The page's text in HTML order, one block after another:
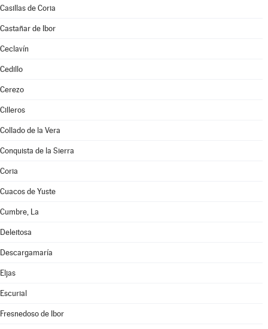
Casillas de Coria
Castañar de Ibor
Ceclavín
Cedillo
Cerezo
Cilleros
Collado de la Vera
Conquista de la Sierra
Coria
Cuacos de Yuste
Cumbre, La
Deleitosa
Descargamaría
Eljas
Escurial
Fresnedoso de Ibor